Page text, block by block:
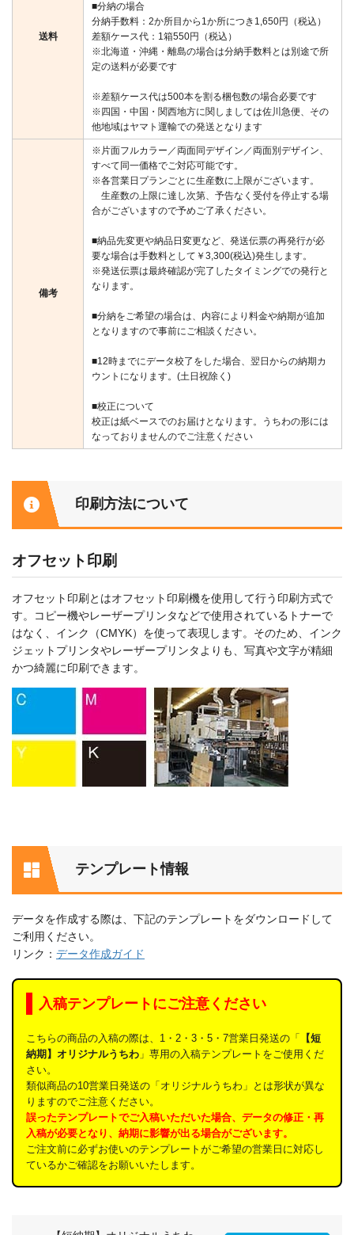
送料
■分納の場合
分納手数料：2か所目から1か所につき1,650円（税込）
差額ケース代：1箱550円（税込）
※北海道・沖縄・離島の場合は分納手数料とは別途で所
定の送料が必要です
※差額ケース代は500本を割る梱包数の場合必要です
※四国・中国・関西地方に関しましては佐川急便、その
他地域はヤマト運輸での発送となります
備考
※片面フルカラー／両面同デザイン／両面別デザイン、
すべて同一価格でご対応可能です。
※各営業日プランごとに生産数に上限がございます。
生産数の上限に達し次第、予告なく受付を停止する場
合がございますので予めご了承ください。
■納品先変更や納品日変更など、発送伝票の再発行が必
要な場合は手数料として￥3,300(税込)発生します。
※発送伝票は最終確認が完了したタイミングでの発行と
なります。
■分納をご希望の場合は、内容により料金や納期が追加
となりますので事前にご相談ください。
■12時までにデータ校了をした場合、翌日からの納期カ
ウントになります。(土日祝除く)
■校正について
校正は紙ベースでのお届けとなります。うちわの形には
なっておりませんのでご注意ください
印刷方法について
オフセット印刷
オフセット印刷とはオフセット印刷機を使用して行う印刷方式で
す。コピー機やレーザープリンタなどで使用されているトナーで
はなく、インク（CMYK）を使って表現します。そのため、インク
ジェットプリンタやレーザープリンタよりも、写真や文字が精細
かつ綺麗に印刷できます。
テンプレート情報
データを作成する際は、下記のテンプレートをダウンロードして
ご利用ください。
リンク： データ作成ガイド
入稿テンプレートにご注意ください
こちらの商品の入稿の際は、1・2・3・5・7営業日発送の「
【短
納期】オリジナルうちわ 」専用の入稿テンプレートをご使用くだ
さい。
類似商品の10営業日発送の「オリジナルうちわ」とは形状が異な
りますのでご注意ください。
誤ったテンプレートでご入稿いただいた場合、データの修正・再
入稿が必要となり、納期に影響が出る場合がございます。
ご注文前に必ずお使いのテンプレートがご希望の営業日に対応し
ているかご確認をお願いいたします。